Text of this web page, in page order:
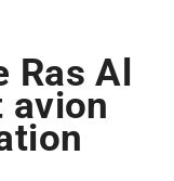
Al
avion